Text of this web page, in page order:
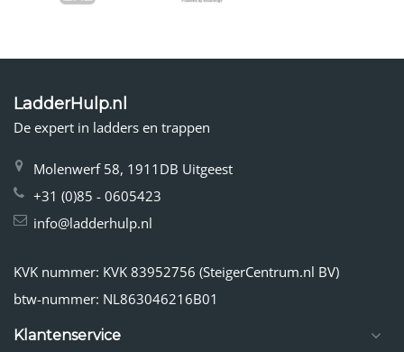
LadderHulp.nl
De expert in ladders en trappen
Molenwerf 58, 1911DB Uitgeest
+31 (0)85 - 0605423
info@ladderhulp.nl
KVK nummer: KVK 83952756 (SteigerCentrum.nl BV)
btw-nummer: NL863046216B01
Klantenservice